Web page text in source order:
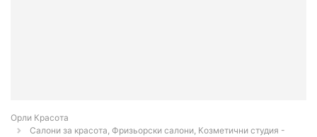
Орли Красота
Салони за красота, Фризьорски салони, Козметични студия -